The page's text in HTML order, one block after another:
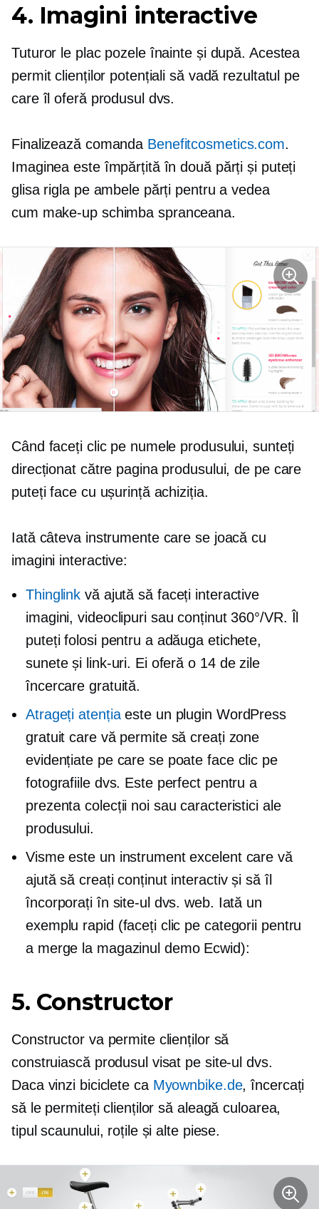
4. Imagini interactive
Tuturor le plac pozele înainte și după. Acestea
permit clienților potențiali să vadă rezultatul pe
care îl oferă produsul dvs.
Finalizează comanda Benefitcosmetics.com.
Imaginea este împărțită în două părți și puteți
glisa rigla pe ambele părți pentru a vedea
cum make-upschimba spranceana.
Când faceți clic pe numele produsului, sunteți
direcționat către pagina produsului, de pe care
puteți face cu ușurință achiziția.
Iată câteva instrumente care se joacă cu
imagini interactive:
Thinglink vă ajută să faceți interactive
imagini, videoclipuri sau conținut 360°/VR. Îl
puteți folosi pentru a adăuga etichete,
sunete și link-uri. Ei oferă o 14 de zile
încercare gratuită.
Atrageți atențiaeste un plugin WordPress
gratuit care vă permite să creați zone
evidențiate pe care se poate face clic pe
fotografiile dvs. Este perfect pentru a
prezenta colecții noi sau caracteristici ale
produsului.
Visme este un instrument excelent care vă
ajută să creați conținut interactiv și să îl
încorporați în site-ul dvs. web. Iată un
exemplu rapid (faceți clic pe categorii pentru
a merge la magazinul demo Ecwid):
5. Constructor
Constructor va permite clienților să
construiască produsul visat pe site-ul dvs.
Daca vinzi biciclete ca Myownbike.de, încercați
să le permiteți clienților să aleagă culoarea,
tipul scaunului, roțile și alte piese.